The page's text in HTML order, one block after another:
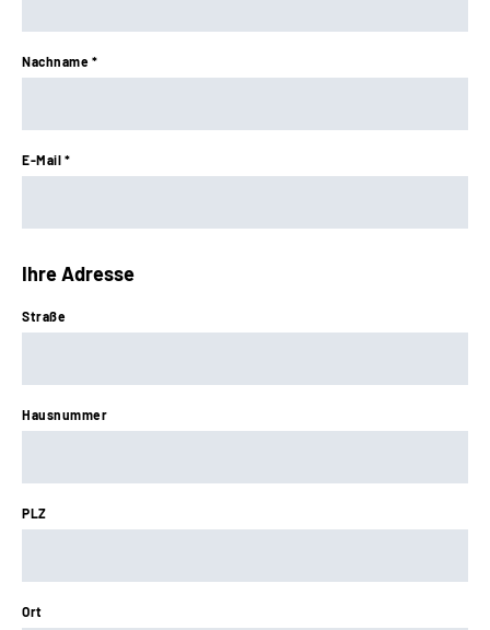
Nachname *
E-Mail *
Ihre Adresse
Straße
Hausnummer
PLZ
Ort